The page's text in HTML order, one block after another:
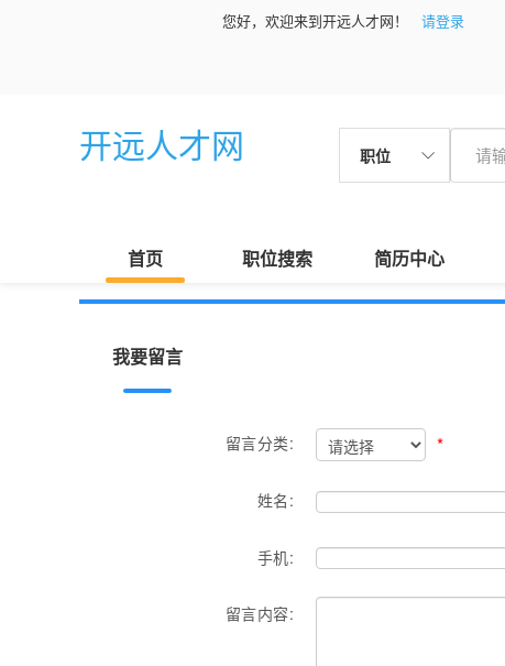
您好，欢迎来到开远人才网！
请登录
开远人才网 职位
首页 职位搜索 简历中心
我要留言
留言分类: *
姓名:
手机:
留言内容: